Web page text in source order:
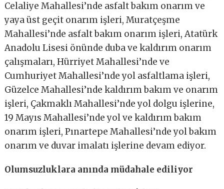
Celaliye Mahallesi’nde asfalt bakım onarım ve
yaya üst geçit onarım işleri, Muratçeşme
Mahallesi’nde asfalt bakım onarım işleri, Atatürk
Anadolu Lisesi önünde duba ve kaldırım onarım
çalışmaları, Hürriyet Mahallesi’nde ve
Cumhuriyet Mahallesi’nde yol asfaltlama işleri,
Güzelce Mahallesi’nde kaldırım bakım ve onarım
işleri, Çakmaklı Mahallesi’nde yol dolgu işlerine,
19 Mayıs Mahallesi’nde yol ve kaldırım bakım
onarım işleri, Pınartepe Mahallesi’nde yol bakım
onarım ve duvar imalatı işlerine devam ediyor.
Olumsuzluklara anında müdahale ediliyor